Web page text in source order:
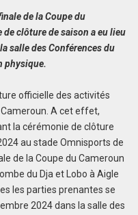
de la Coupe du
clôture de saison a eu lieu
salle des Conférences du
physique.
officielle des activités
A cet effet,
la cérémonie de clôture
au stade Omnisports de
de la Coupe du Cameroun
du Dja et Lobo à Aigle
les parties prenantes se
2024 dans la salle des